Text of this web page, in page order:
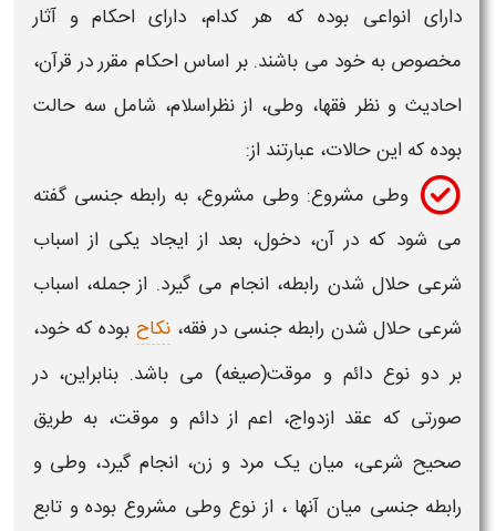
دارای انواعی بوده که هر کدام، دارای احکام و آثار
مخصوص به خود می باشند. بر اساس احکام مقرر در قرآن،
احادیث و نظر فقها، وطی، از نظراسلام، شامل سه حالت
بوده که این حالات، عبارتند از:
وطی مشروع: وطی مشروع، به رابطه جنسی گفته
می شود که در آن، دخول، بعد از ایجاد یکی از اسباب
شرعی حلال شدن رابطه، انجام می گیرد. از جمله، اسباب
شرعی حلال شدن رابطه جنسی در فقه، نکاح بوده که خود،
بر دو نوع دائم و موقت(صیغه) می باشد. بنابراین، در
صورتی که عقد ازدواج، اعم از دائم و موقت، به طریق
صحیح شرعی، میان یک مرد و زن، انجام گیرد، وطی و
رابطه جنسی میان آنها ، از نوع وطی مشروع بوده و تابع